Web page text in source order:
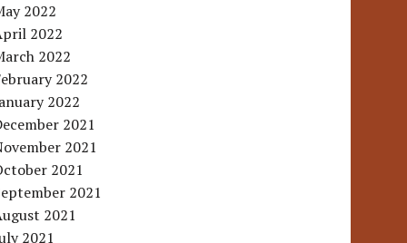
2022
2022
2022
2022
2022
2021
2021
2021
2021
2021
2021